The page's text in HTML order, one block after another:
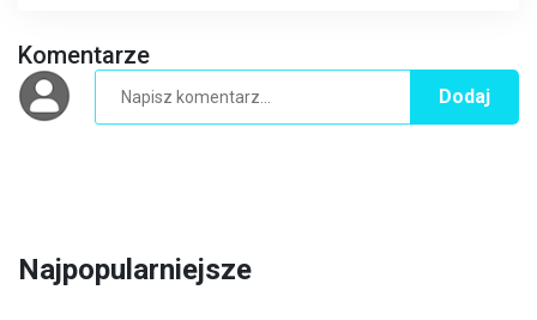
Komentarze
Dodaj
Najpopularniejsze